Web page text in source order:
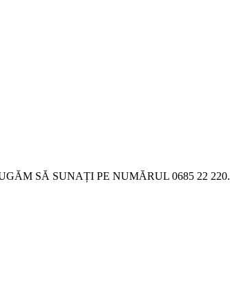
SĂ SUNAȚI PE NUMĂRUL 0685 22 220.